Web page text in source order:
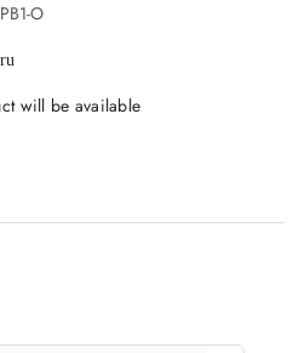
O
will be available